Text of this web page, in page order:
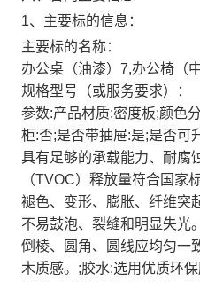
1、主要标的信息：
主要标的名称：
办公桌（油漆）7,办公椅（
规格型号（或服务要求）：
参数:产品材质:密度板;颜色
柜:否;是否带抽屉:是;是否可
具有足够的承载能力、耐腐
（TVOC）释放量符合国家
褪色、变形、膨胀、纤维突
不易鼓泡、裂缝和明显失光
倒棱、圆角、圆线应均匀一
木质感。;胶水:选用优质环